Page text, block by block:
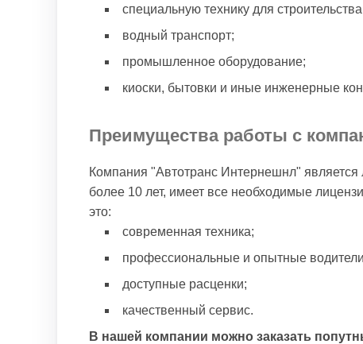
специальную технику для
водный транспорт;
промышленное оборудование;
киоски, бытовки и иные инженерные
Преимущества работы с
Компания "Автотранс Интернешнл"
более 10 лет, имеет все необходимые
это:
современная техника;
профессиональные и опытные
доступные расценки;
качественный сервис.
В нашей компании можно заказать